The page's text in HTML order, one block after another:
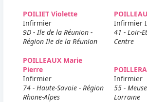
POILIET Violette
Infirmier
9D - Ile de la Réunion -
Région Ile de la Réunion
Infirmier
41 - Loir-
Centre
POILLEAUX Marie
Pierre
Infirmier
74 - Haute-Savoie - Région
Rhone-Alpes
Infirmier
55 -
Lorraine